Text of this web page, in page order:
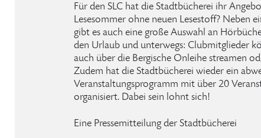
Für den SLC hat die Stadtbücherei ihr
Lesesommer ohne neuen Lesestoff? Neben
gibt es auch eine große Auswahl an
den Urlaub und unterwegs: Clubmitglieder
auch über die Bergische Onleihe streamen
Zudem hat die Stadtbücherei wieder ein
Veranstaltungsprogramm mit über 20
organisiert. Dabei sein lohnt sich!
Eine Pressemitteilung der Stadtbücherei